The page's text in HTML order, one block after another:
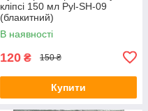
кліпсі 150 мл Pyl-SH-09
(блакитний)
В наявності
120 ₴ 150 ₴
Купити